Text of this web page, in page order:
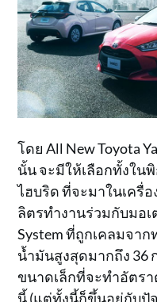
โดย All New Toyota
นั้น จะมีให้เลือกทั้งใน
ไฮบริด ที่จะมาในเครื่
ลิตรทำงานร่วมกับมอเ
System ที่ถูกเคลมจาก
น้ำมันสูงสุดมากถึง 36
ขนาดเล็กที่จะทำอัตร
นี้ (แต่ทั้งนี้ก็ขึ้นอยู่กับปั